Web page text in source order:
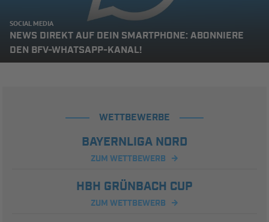
SOCIAL MEDIA
NEWS DIREKT AUF DEIN SMARTPHONE: ABONNIERE
DEN BFV-WHATSAPP-KANAL!
WETTBEWERBE
BAYERNLIGA NORD
ZUM WETTBEWERB
HBH GRÜNBACH CUP
ZUM WETTBEWERB